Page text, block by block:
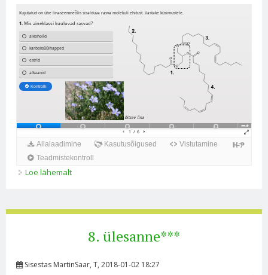
Loe lähemalt
8. ülesanne***
Sisestas MartinSaar, T, 2018-01-02 18:27